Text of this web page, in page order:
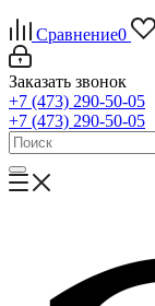
Сравнение0
Заказать звонок
+7 (473) 290-50-05
+7 (473) 290-50-05